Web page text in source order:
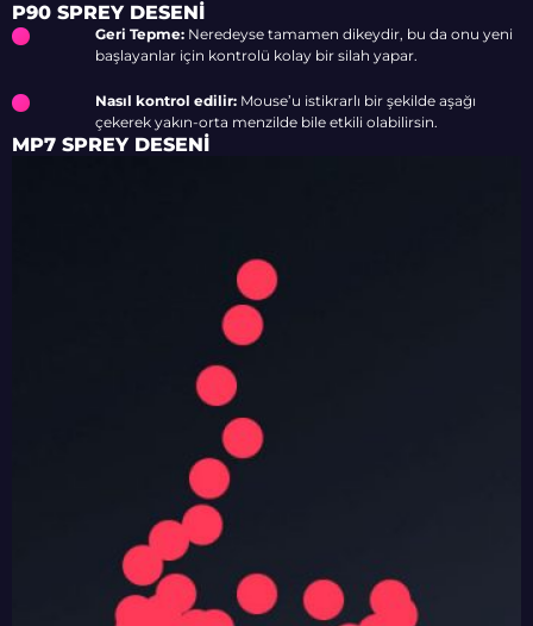
P90 SPREY DESENI
Geri Tepme: Neredeyse tamamen dikeydir, bu da onu yeni
başlayanlar için kontrolü kolay bir silah yapar.
Nasıl kontrol edilir: Mouse’u istikrarlı bir şekilde aşağı
çekerek yakın-orta menzilde bile etkili olabilirsin.
MP7 SPREY DESENI